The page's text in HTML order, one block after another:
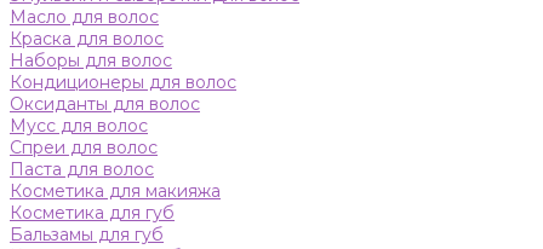
Масло для волос
Краска для волос
Наборы для волос
Кондиционеры для волос
Оксиданты для волос
Мусс для волос
Спреи для волос
Паста для волос
Косметика для макияжа
Косметика для губ
Бальзамы для губ